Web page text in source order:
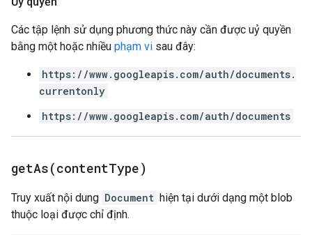
Các tập lệnh sử dụng phương thức này cần được uỷ quyền
bằng một hoặc nhiều phạm vi sau đây:
https://www.googleapis.com/auth/documents.
currentonly
https://www.googleapis.com/auth/documents
getAs(contentType)
Truy xuất nội dung Document hiện tại dưới dạng một blob
thuộc loại được chỉ định.